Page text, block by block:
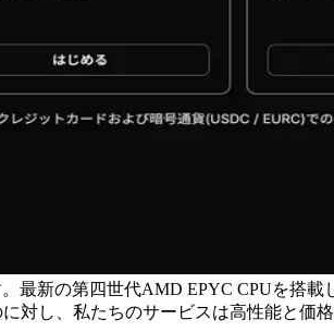
新の第四世代AMD EPYC CPUを搭
し、私たちのサービスは高性能と価